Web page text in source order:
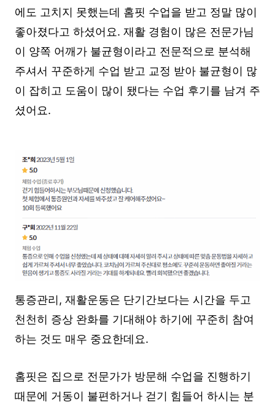
에도 고치지 못했는데 홈핏 수업을 받고 정말 많이
좋아졌다고 하셨어요. 재활 경험이 많은 전문가님
이 양쪽 어깨가 불균형이라고 전문적으로 분석해
주셔서 꾸준하게 수업 받고 교정 받아 불균형이 많
이 잡히고 도움이 많이 됐다는 수업 후기를 남겨 주
셨어요.
통증관리, 재활운동은 단기간보다는 시간을 두고
천천히 증상 완화를 기대해야 하기에 꾸준히 참여
하는 것도 매우 중요한데요.
홈핏은 집으로 전문가가 방문해 수업을 진행하기
때문에 거동이 불편하거나 걷기 힘들어 하시는 분